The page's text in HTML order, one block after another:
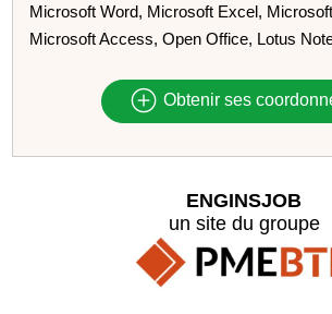
Microsoft Word, Microsoft Excel,
Microsoft Access, Open Office, Lotus
Obtenir ses
ENGINSJOB
un site du groupe